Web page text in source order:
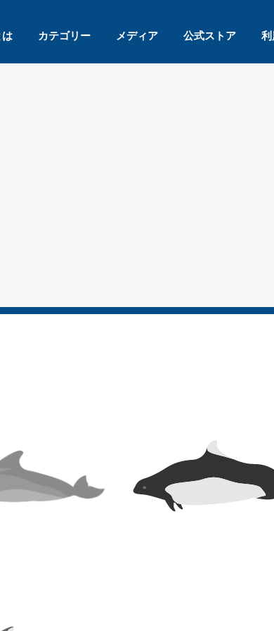
カテゴリー メディア 公式ストア